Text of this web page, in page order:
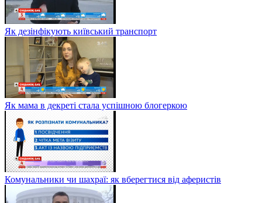
Як дезінфікують київський транспорт
Як мама в декреті стала успішною блогеркою
Комунальники чи шахраї: як вберегтися від аферистів